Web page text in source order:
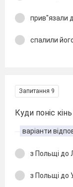
прив"язали
спалили
Запитання 9
Куди поніс
варіанти
з Польщі до
з Польщі до